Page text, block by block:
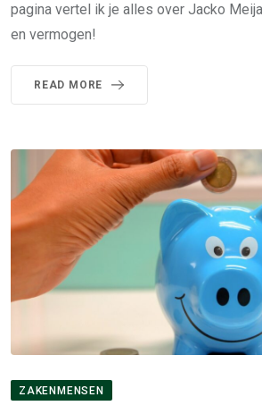
pagina vertel ik je alles over Jacko
en vermogen!
READ MORE
ZAKENMENSEN